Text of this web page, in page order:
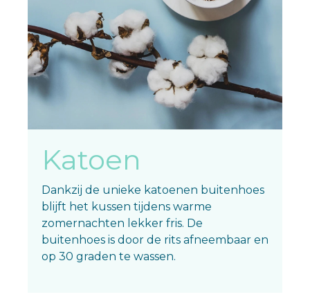
Katoen
Dankzij de unieke katoenen buitenhoes
blijft het kussen tijdens warme
zomernachten lekker fris. De
buitenhoes is door de rits afneembaar en
op 30 graden te wassen.